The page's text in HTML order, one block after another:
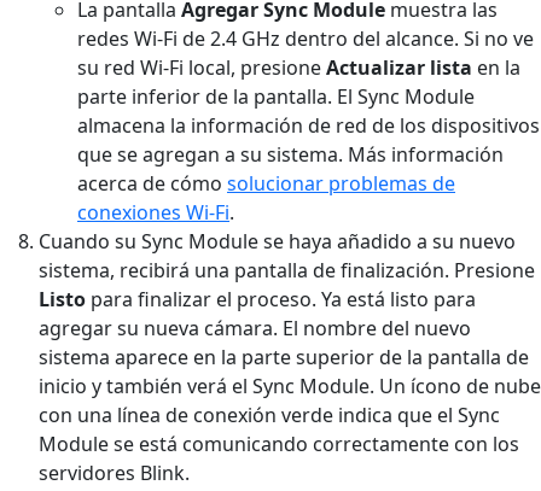
La pantalla Agregar Sync Module muestra las
redes Wi-Fi de 2.4 GHz dentro del alcance. Si no ve
su red Wi-Fi local, presioneActualizar lista en la
parte inferior de la pantalla. El Sync Module
almacena la información de red de los dispositivos
que se agregan a su sistema. Más información
acerca de cómo solucionar problemas de
conexiones Wi-Fi.
Cuando su Sync Module se haya añadido a su nuevo
sistema, recibirá una pantalla de finalización. Presione
Listo para finalizar el proceso. Ya está listo para
agregar su nueva cámara. El nombre del nuevo
sistema aparece en la parte superior de la pantalla de
inicio y también verá el Sync Module. Un ícono de nube
con una línea de conexión verde indica que el Sync
Module se está comunicando correctamente con los
servidores Blink.